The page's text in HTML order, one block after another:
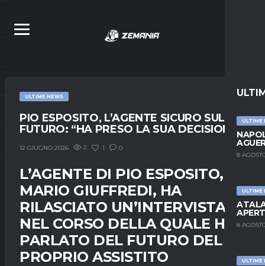
ULTIME
8
ULTIME
8
ULTIME
ULTIME NEWS
PIO ESPOSITO, L’AGENTE SICURO SUL
FUTURO: “HA PRESO LA SUA DECISIONE”
12 GIUGNO 2026 2 1 0
L’AGENTE DI PIO ESPOSITO,
MARIO GIUFFREDI, HA
RILASCIATO UN’INTERVISTA
NEL CORSO DELLA QUALE HA
PARLATO DEL FUTURO DEL
PROPRIO ASSISTITO